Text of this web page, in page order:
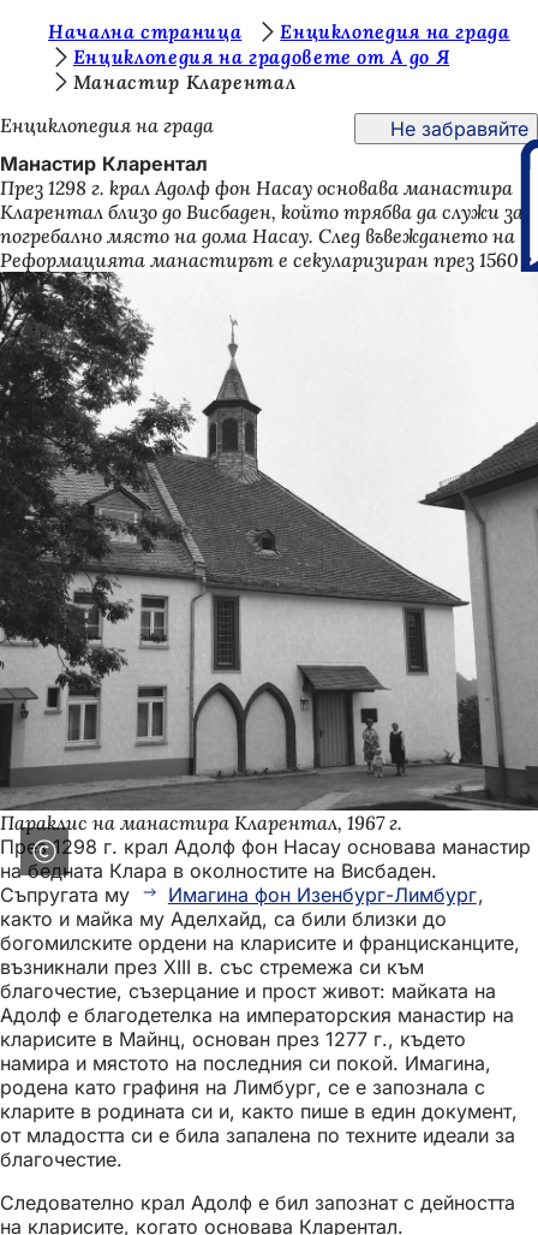
Преминаване към съдържанието
е
с
т
е
т
у
к
:
Начална страница
Енциклопедия на града
Енциклопедия на градовете от А до Я
Манастир Кларентал
Енциклопедия на града
Не забравяйте
Манастир Кларентал
През 1298 г. крал Адолф фон Насау основава манастира
Кларентал близо до Висбаден, който трябва да служи за
погребално място на дома Насау. След въвеждането на
Реформацията манастирът е секуларизиран през 1560 г.
Параклис на манастира Кларентал, 1967 г.
През 1298 г. крал Адолф фон Насау основава манастир
на бедната Клара в околностите на Висбаден.
Съпругата му
Имагина фон Изенбург-Лимбург,
както и майка му Аделхайд, са били близки до
богомилските ордени на кларисите и францисканците,
възникнали през XIII в. със стремежа си към
благочестие, съзерцание и прост живот: майката на
Адолф е благодетелка на императорския манастир на
кларисите в Майнц, основан през 1277 г., където
намира и мястото на последния си покой. Имагина,
родена като графиня на Лимбург, се е запознала с
кларите в родината си и, както пише в един документ,
от младостта си е била запалена по техните идеали за
благочестие.
Следователно крал Адолф е бил запознат с дейността
на кларисите, когато основава Кларентал.